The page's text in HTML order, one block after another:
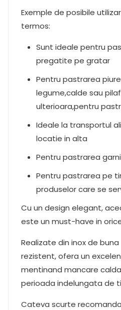
Exemple de posibile
termos:
Sunt ideale pentru
pregatite pe gratar
Pentru pastrarea
legume,calde sau
ulterioara,pentru
Ideale la transportul
locatie in alta
Pentru pastrarea
Pentru pastrarea pe
produselor care se
Cu un design elegant,
este un must-have in
Realizate din inox de
rezistent, ofera un
mentinand mancare
perioada indelungata de
Cateva scurte